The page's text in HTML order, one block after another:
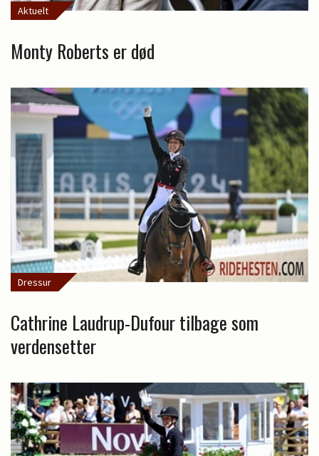
Aktuelt
Monty Roberts er død
Dressur
Cathrine Laudrup-Dufour tilbage som
verdensetter